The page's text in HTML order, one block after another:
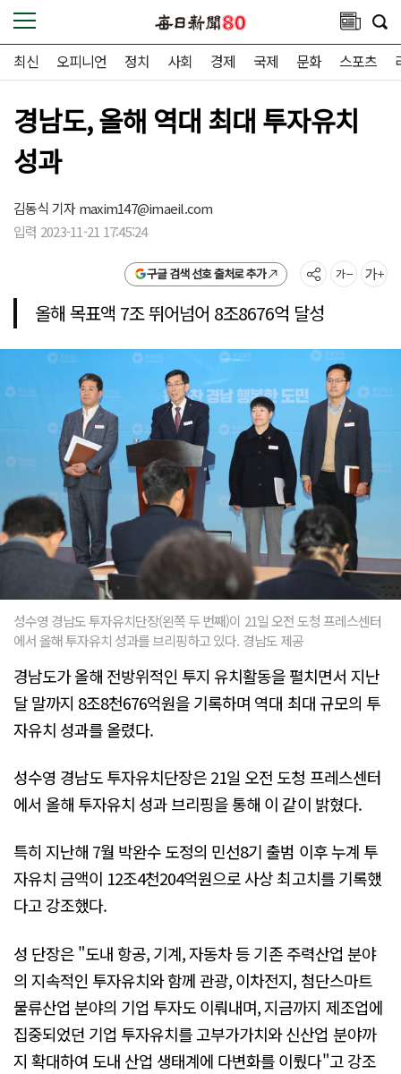
최신 오피니언 정치 사회 경제 국제 문화 스포츠
경남도, 올해 역대 최대 투자유치
성과
김동식 기자maxim147@imaeil.com
입력 2023-11-21 17:45:24
구글 검색 선호 출처로 추가
올해 목표액 7조 뛰어넘어 8조8676억 달성
성수영 경남도 투자유치단장(왼쪽 두 번째)이 21일 오전 도청 프레스센터
에서 올해 투자유치 성과를 브리핑하고 있다. 경남도 제공
경남도가 올해 전방위적인 투지 유치활동을 펼치면서 지난
달 말까지 8조8천676억원을 기록하며 역대 최대 규모의 투
자유치 성과를 올렸다.
성수영 경남도 투자유치단장은 21일 오전 도청 프레스센터
에서 올해 투자유치 성과 브리핑을 통해 이 같이 밝혔다.
특히 지난해 7월 박완수 도정의 민선8기 출범 이후 누계 투
자유치 금액이 12조4천204억원으로 사상 최고치를 기록했
다고 강조했다.
성 단장은 "도내 항공, 기계, 자동차 등 기존 주력산업 분야
의 지속적인 투자유치와 함께 관광, 이차전지, 첨단스마트
물류산업 분야의 기업 투자도 이뤄내며, 지금까지 제조업에
집중되었던 기업 투자유치를 고부가가치와 신산업 분야까
지 확대하여 도내 산업 생태계에 다변화를 이뤘다"고 강조